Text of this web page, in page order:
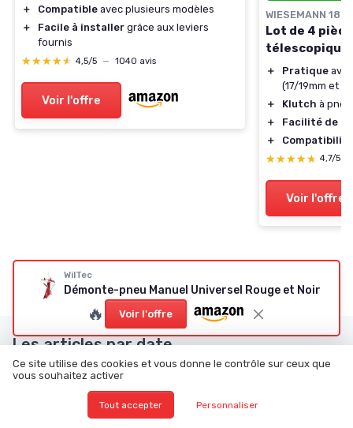
＋
Compatible avec plusieurs modèles
＋
Facile à installer grâce aux leviers
fournis
★★★★★
★★★★★ 4,5/5 — 1040 avis
Voir l'offre
WIESEMANN 1893
Lot de 4
télescopique
＋ Pratique
(17/19mm et
＋
Klutch à
＋
Facilité de
＋
Compatibilité
★★★★★
★★★★★ 4,7/5
Voir l'offre
WilTec
Démonte-pneu Manuel Universel Rouge et Noir
🔥 Voir l'offre
Les articles par date
Janvier 2024
Ce site utilise des cookies et vous donne le contrôle sur ceux que
vous souhaitez activer
Tout accepter Personnaliser